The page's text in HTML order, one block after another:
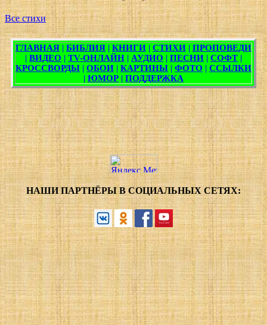
Все стихи